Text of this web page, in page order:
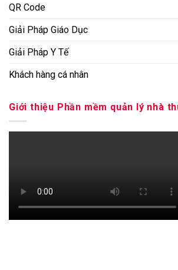
QR Code
Giải Pháp Giáo Dục
Giải Pháp Y Tế
Khách hàng cá nhân
Giới thiệu Phần mềm quản lý nhà